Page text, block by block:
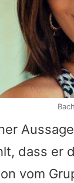
dass er
vom